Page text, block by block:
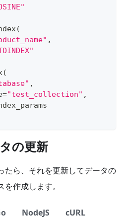
(
,
(
,
="test_collection" ,
の更新
たら、それを更新してデータの
作成します。
NodeJS cURL